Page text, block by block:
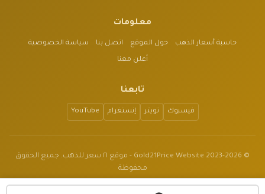
معلومات
حاسبة أسعار الذهب حول الموقع اتصل بنا سياسة الخصوصية
أعلن معنا
تابعنا
فيسبوك تويتر إنستغرام YouTube
© 2023-2026 Gold21Price Website - موقع ٢١ سعر للذهب. جميع الحقوق
محفوظة
الموقع للأغراض الإعلامية فقط وليس نصيحة مالية.